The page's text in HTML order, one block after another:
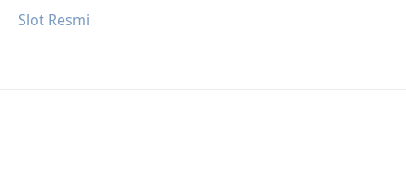
Slot Resmi